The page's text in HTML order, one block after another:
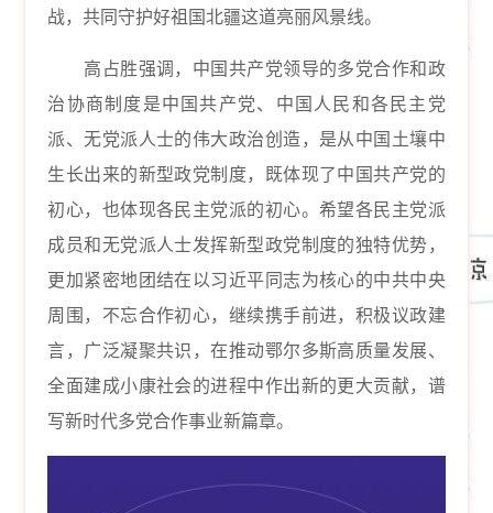
战，共同守护好祖国北疆这道亮丽风景线。
高占胜强调，中国共产党领导的多党合作和政
治协商制度是中国共产党、中国人民和各民主党
派、无党派人士的伟大政治创造，是从中国土壤中
生长出来的新型政党制度，既体现了中国共产党的
初心，也体现各民主党派的初心。希望各民主党派
成员和无党派人士发挥新型政党制度的独特优势，
更加紧密地团结在以习近平同志为核心的中共中央
周围，不忘合作初心，继续携手前进，积极议政建
言，广泛凝聚共识，在推动鄂尔多斯高质量发展、
全面建成小康社会的进程中作出新的更大贡献，谱
写新时代多党合作事业新篇章。